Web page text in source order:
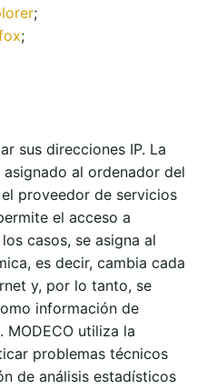
;
;
sus direcciones IP. La
al ordenador del
proveedor de servicios
el acceso a
casos, se asigna al
es decir, cambia cada
y, por lo tanto, se
información de
utiliza la
problemas técnicos
de análisis estadísticos